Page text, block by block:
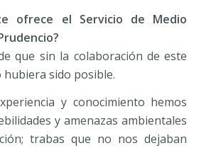
ofrece el Servicio de Medio
que sin la colaboración de este
hubiera sido posible.
y conocimiento hemos
y amenazas ambientales
trabas que no nos dejaban